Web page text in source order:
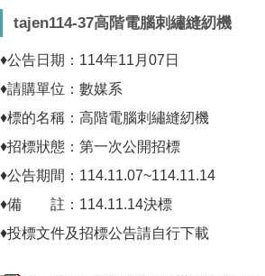
tajen114-37高階電腦刺繡縫紉機
♦公告日期：114年11月07日
♦請購單位：數媒系
♦標的名稱：高階電腦刺繡縫紉機
♦招標狀態：第一次公開招標
♦公告期間：114.11.07~114.11.14
♦備 註：114.11.14決標
♦投標文件及招標公告請自行下載